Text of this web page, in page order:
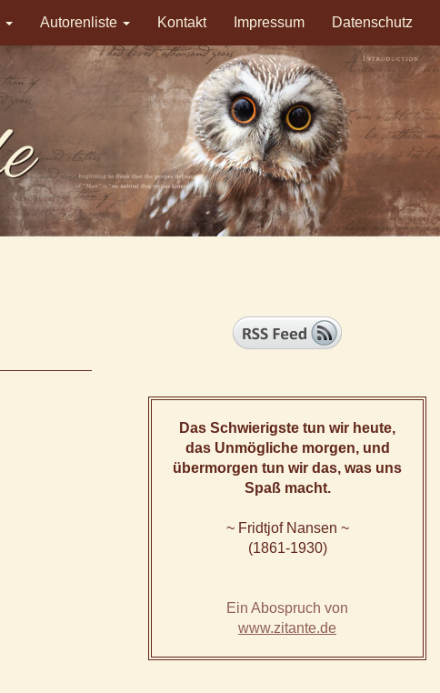
Autorenliste Kontakt Impressum Datenschutz
Das Schwierigste tun wir heute,
das Unmögliche morgen, und
übermorgen tun wir das, was uns
Spaß macht.
~ Fridtjof Nansen ~
(1861-1930)
Ein Abospruch von
www.zitante.de